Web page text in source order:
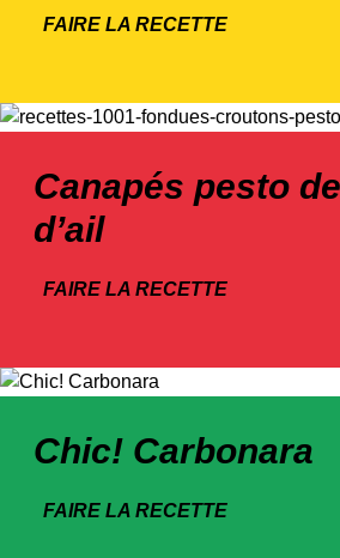
FAIRE LA RECETTE
Canapés pesto
d’ail
FAIRE LA RECETTE
Chic! Carbonara
FAIRE LA RECETTE